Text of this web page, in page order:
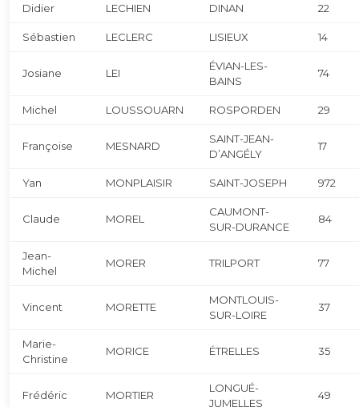
Didier LECHIEN DINAN 22
Sébastien LECLERC LISIEUX 14
Josiane LEI
ÉVIAN-LES-
BAINS
74
Michel LOUSSOUARN ROSPORDEN 29
Françoise MESNARD
SAINT-JEAN-
D’ANGÉLY
17
Yan MONPLAISIR SAINT-JOSEPH 972
Claude MOREL
CAUMONT-
SUR-DURANCE
84
Jean-
Michel
MORER TRILPORT 77
Vincent MORETTE
MONTLOUIS-
SUR-LOIRE
37
Marie-
Christine
MORICE ÉTRELLES 35
Frédéric MORTIER
LONGUÉ-
JUMELLES
49